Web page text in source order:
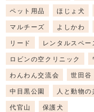
ペット用品
ほじょ犬
マルチーズ
よしかわ
リード
レンタルスペー
ロビンの空クリニック
わんわん交流会
世田谷
中目黒公園
人と動物
代官山
保護犬